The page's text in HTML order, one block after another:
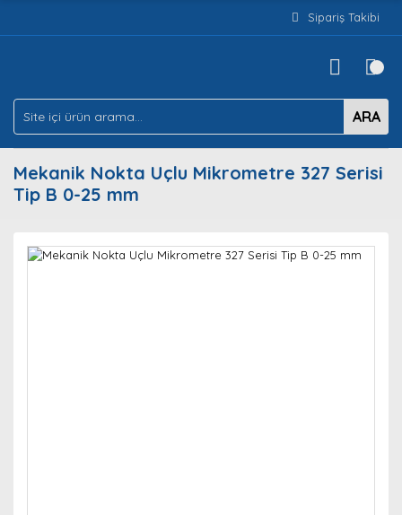
Sipariş Takibi
ARA
Mekanik Nokta Uçlu Mikrometre 327 Serisi
Tip B 0-25 mm